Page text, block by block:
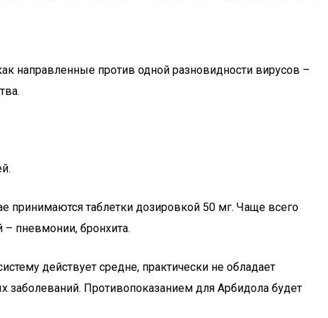
направленные против одной разновидности вирусов –
принимаются таблетки дозировкой 50 мг. Чаще всего
пневмонии, бронхита.
действует средне, практически не обладает
заболеваний. Противопоказанием для Арбидола будет